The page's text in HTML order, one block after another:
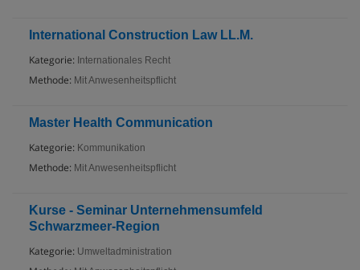
International Construction Law LL.M.
Kategorie: Internationales Recht
Methode: Mit Anwesenheitspflicht
Master Health Communication
Kategorie: Kommunikation
Methode: Mit Anwesenheitspflicht
Kurse - Seminar Unternehmensumfeld
Schwarzmeer-Region
Kategorie: Umweltadministration